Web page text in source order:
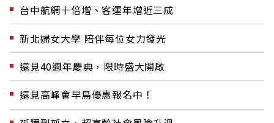
台中航網十倍增、客運年增近三成
新北婦女大學 陪伴每位女力發光
遠見40週年慶典，限時盛大開啟
遠見高峰會早鳥優惠報名中！